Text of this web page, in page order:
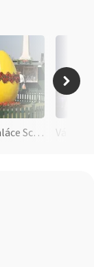
Vánoční trhy u paláce Schönbrunn